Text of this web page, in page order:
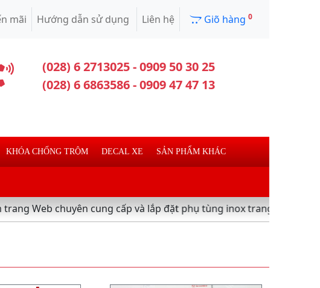
mãi Hướng dẫn sử dụng Liên hệ Giõ hàng 0
(028) 6 2713025 - 0909 50 30 25
(028) 6 6863586 - 0909 47 47 13
KHÓA CHỐNG TRỘM DECAL XE SẢN PHẨM KHÁC
Web chuyên cung cấp và lắp đặt phụ tùng inox trang trí làm đẹp